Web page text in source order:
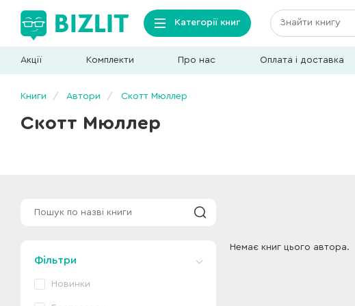
Категорії книг
Акції Комплекти Про нас Оплата і доставка
Книги Автори Скотт Мюллер
Скотт Мюллер
Фільтри
Новинки
Немає книг цього автора.